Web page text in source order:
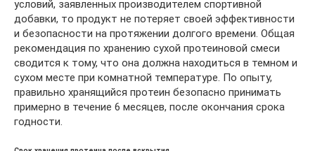
условий, заявленных производителем спортивной
добавки, то продукт не потеряет своей эффективности
и безопасности на протяжении долгого времени. Общая
рекомендация по хранению сухой протеиновой смеси
сводится к тому, что она должна находиться в темном и
сухом месте при комнатной температуре. По опыту,
правильно хранящийся протеин безопасно принимать
примерно в течение 6 месяцев, после окончания срока
годности.